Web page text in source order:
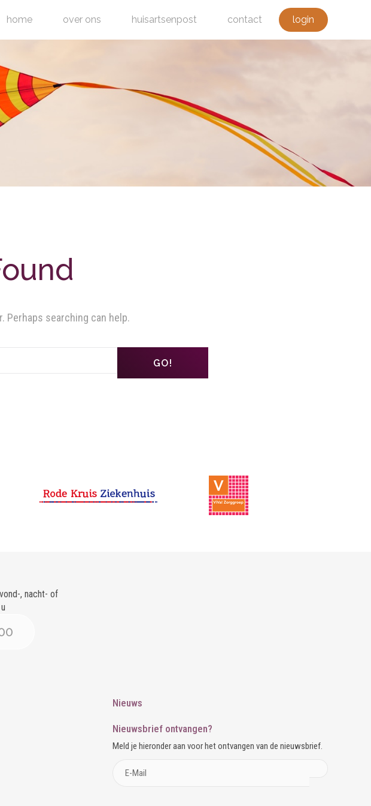
home over ons huisartsenpost contact login
Perhaps searching can help.
GO!
, nacht- of
Nieuws
Nieuwsbrief ontvangen?
Meld je hieronder aan voor het ontvangen van de nieuwsbrief.